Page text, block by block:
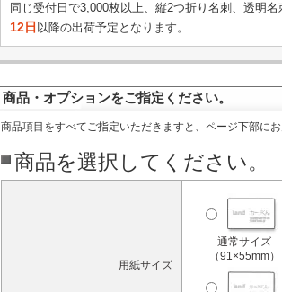
同じ受付日で3,000枚以上、縦2つ折り名刺、透明名
12日 以降の出荷予定となります。
商品・オプションをご指定ください。
商品項目をすべてご指定いただきますと、ページ下部に
商品を選択してください。
用紙サイズ
通常サイズ
（91×55mm）